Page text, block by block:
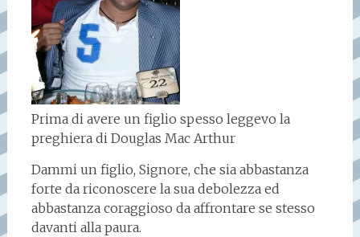
Prima di avere un figlio spesso leggevo la
preghiera di Douglas Mac Arthur
Dammi un figlio, Signore, che sia abbastanza
forte da riconoscere la sua debolezza ed
abbastanza coraggioso da affrontare se stesso
davanti alla paura.